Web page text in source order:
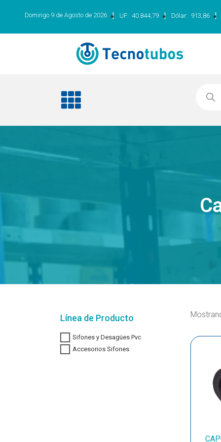
Domingo 9 de Agosto de 2026 | UF: 40.844,79 | Dólar: 913,86 |
Línea de Producto
Sifones y Desagües Pvc
Accesorios Sifones